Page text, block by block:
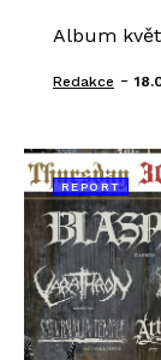
Album
Redakce -
REPORT